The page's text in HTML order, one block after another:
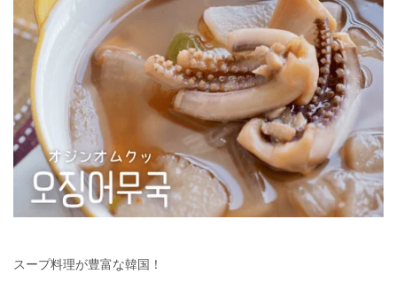
スープ料理が豊富な韓国！